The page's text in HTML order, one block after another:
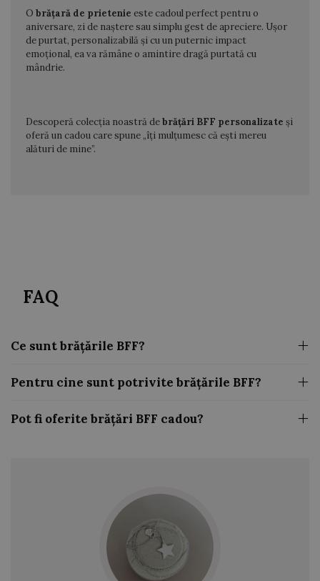
O brățară de prietenie este cadoul perfect pentru o
aniversare, zi de naștere sau simplu gest de apreciere. Ușor
de purtat, personalizabilă și cu un puternic impact
emoțional, ea va rămâne o amintire dragă purtată cu
mândrie.
Descoperă colecția noastră debrățări BFF personalizate și
oferă un cadou care spune „îți mulțumesc că ești mereu
alături de mine”.
FAQ
Ce sunt brățările BFF?
Pentru cine sunt potrivite brățările BFF?
Pot fi oferite brățări BFF cadou?